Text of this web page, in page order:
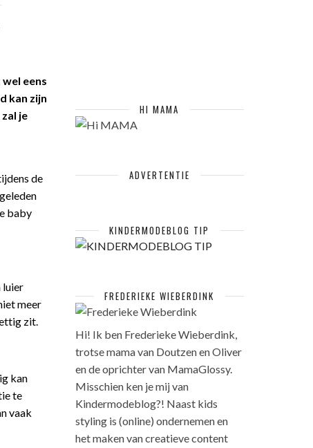
eens
kan zijn
je
de
baby
luier
meer
zit.
kan
te
vaak
HI MAMA
ADVERTENTIE
KINDERMODEBLOG TIP
FREDERIEKE WIEBERDINK
Hi! Ik ben Frederieke Wieberdink,
trotse mama van Doutzen en Oliver
en de oprichter van MamaGlossy.
Misschien ken je mij van
Kindermodeblog?! Naast kids
styling is (online) ondernemen en
het maken van creatieve content